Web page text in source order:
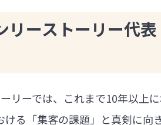
リーストーリー代
リーでは、これまで10年以上に
る「集客の課題」と真剣に向